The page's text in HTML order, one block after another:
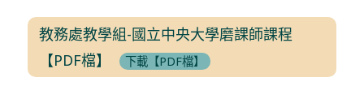
教務處教學組-國立中央大學磨課師課程
【PDF檔】
下載【PDF檔】